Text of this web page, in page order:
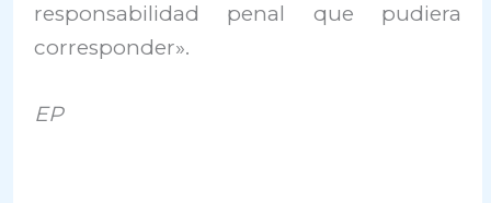
responsabilidad penal que pudiera
corresponder».
EP